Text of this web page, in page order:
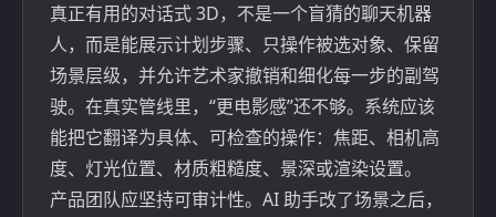
真正有用的对话式 3D，不是一个盲猜的聊天机器
人，而是能展示计划步骤、只操作被选对象、保留
场景层级，并允许艺术家撤销和细化每一步的副驾
驶。在真实管线里，“更电影感”还不够。系统应该
能把它翻译为具体、可检查的操作：焦距、相机高
度、灯光位置、材质粗糙度、景深或渲染设置。
产品团队应坚持可审计性。AI 助手改了场景之后，